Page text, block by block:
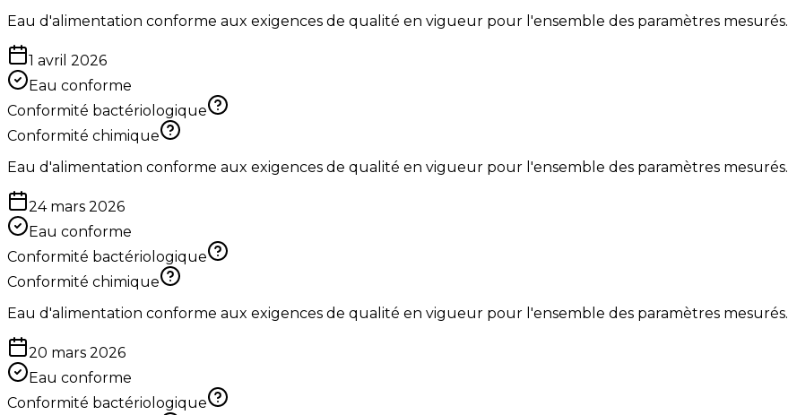
Eau d'alimentation conforme aux exigences de qualité en vigueur pour l'ensemble des paramètres mesurés.
1 avril 2026
Eau conforme
Conformité bactériologique
Conformité chimique
Eau d'alimentation conforme aux exigences de qualité en vigueur pour l'ensemble des paramètres mesurés.
24 mars 2026
Eau conforme
Conformité bactériologique
Conformité chimique
Eau d'alimentation conforme aux exigences de qualité en vigueur pour l'ensemble des paramètres mesurés.
20 mars 2026
Eau conforme
Conformité bactériologique